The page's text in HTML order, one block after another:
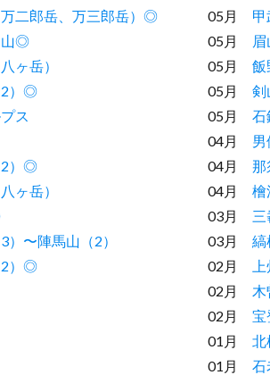
二郎岳、万三郎岳）◎
山◎
ヶ岳）
2）◎
ス
2）◎
ヶ岳）
）〜陣馬山（2）
2）◎
05月
05月
眉
05月 飯
05月
05月
04月
04月 那
04月 檜
03月 三
03月 縞
02月
02月
02月 宝
01月 北
01月 石